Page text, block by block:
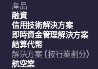
產品
融資
信用技術解決方案
即時資金管理解決方案
結算代幣
解決方案 (按行業劃分)
航空業